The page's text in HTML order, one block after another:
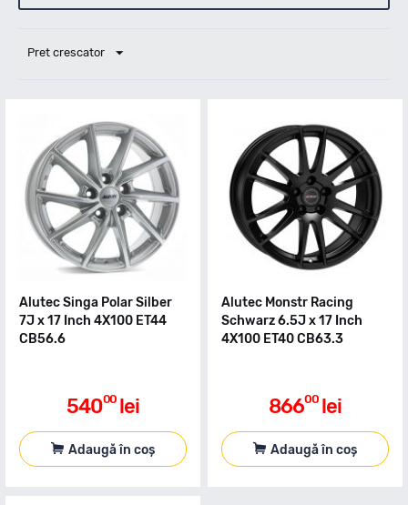
Pret crescator
Alutec Singa Polar Silber
7J x 17 Inch 4X100 ET44
CB56.6
54000 lei
Adaugă în coș
Alutec Monstr Racing
Schwarz 6.5J x 17 Inch
4X100 ET40 CB63.3
86600 lei
Adaugă în coș